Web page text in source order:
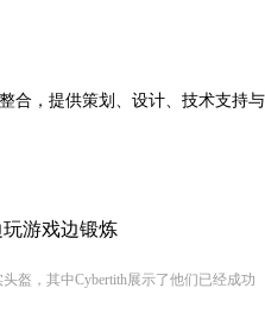
合，提供策划、设计、技术支持与
游戏边锻炼
盔，其中Cybertith展示了他们已经成功